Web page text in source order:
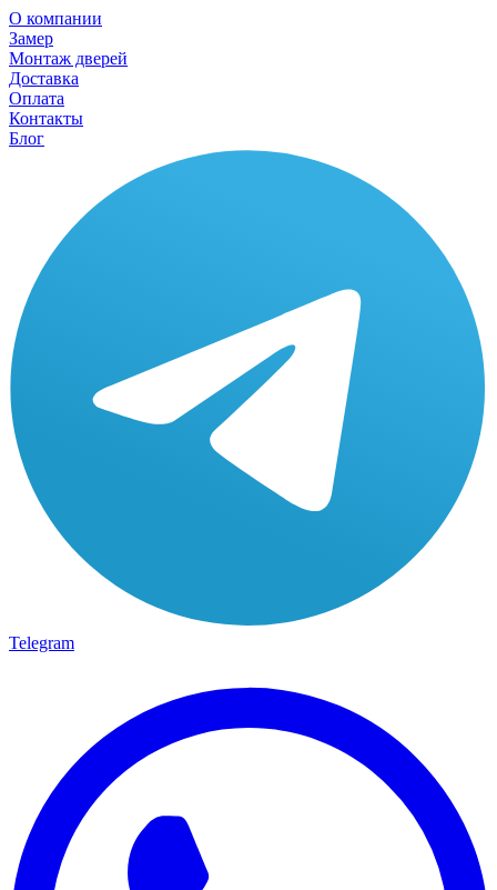
О компании
Замер
Монтаж дверей
Доставка
Оплата
Контакты
Блог
Telegram